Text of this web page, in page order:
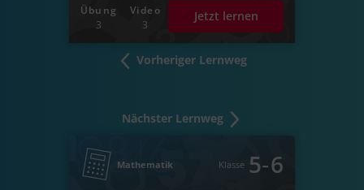
Vorheriger Lernweg
Übung
3
Video
3
Jetzt lernen
Nächster Lernweg
Mathematik Klasse 5‐6